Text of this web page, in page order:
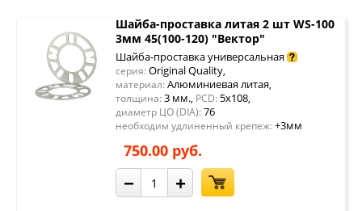
Шайба-проставка литая 2 шт WS-100
3мм 45(100-120) "Вектор"
Шайба-проставка универсальная
серия: Original Quality,
материал: Алюминиевая литая,
толщина: 3 мм., PCD: 5x108,
диаметр ЦО (DIA): 76
необходим удлиненный крепеж: +3мм
750.00 руб.
− +